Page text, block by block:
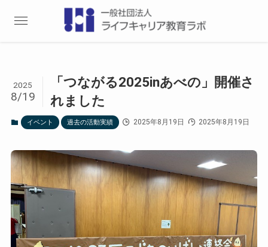
「つながる2025inあべの」開催さ
れました
2025
8/19
イベント 過去の活動実績 2025年8月19日 2025年8月19日